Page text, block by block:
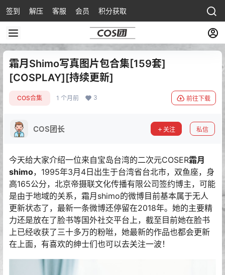
签到 解压 客服 会员 积分获取
霜月Shimo写真图片包合集[159套]
[COSPLAY][持续更新]
COS合集 1 个月前 3 前往下载
COS团长 关注 私信
今天给大家介绍一位来自宝岛台湾的二次元COSER霜月
shimo，1995年3月4日出生于台湾省台北市，双鱼座，身
高165公分，北京帝摄联文化传播有限公司签约博主，可能
是由于地域的关系，霜月shimo的微博目前基本属于无人
更新状态了，最新一条微博还停留在2018年。她的主要精
力还是放在了脸书等国外社交平台上，截至目前她在脸书
上已经收获了三十多万的粉咝，她最新的作品也都会更新
在上面，有喜欢的绅士们也可以去关注一波！